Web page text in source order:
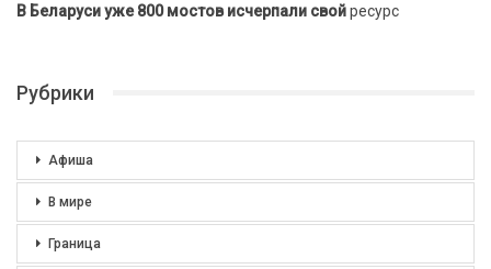
В Беларуси уже 800 мостов исчерпали свойресурс
Рубрики
Афиша
В мире
Граница